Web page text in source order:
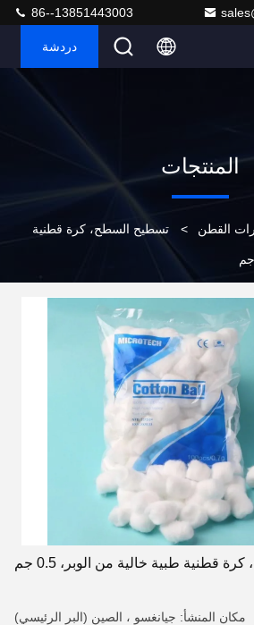
86--13851443003
دردشة
المنتجات
القطن > تسطيح السطح، كرة قطنية
قطنية طبية خالية من الوبر، 0.5 جم
مكان المنشأ: جيانغسو ، الصين (البر الرئيسي)